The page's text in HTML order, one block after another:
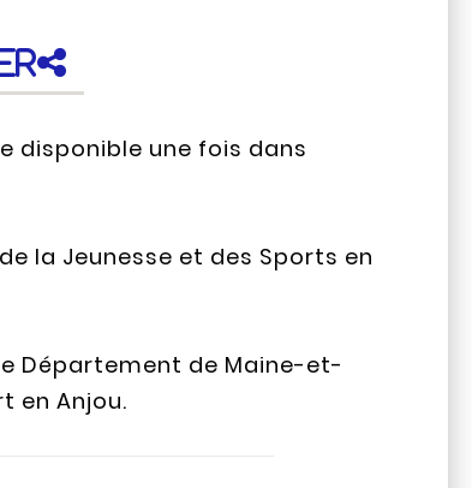
disponible une fois dans
la Jeunesse et des Sports en
Département de Maine-et-
en Anjou.